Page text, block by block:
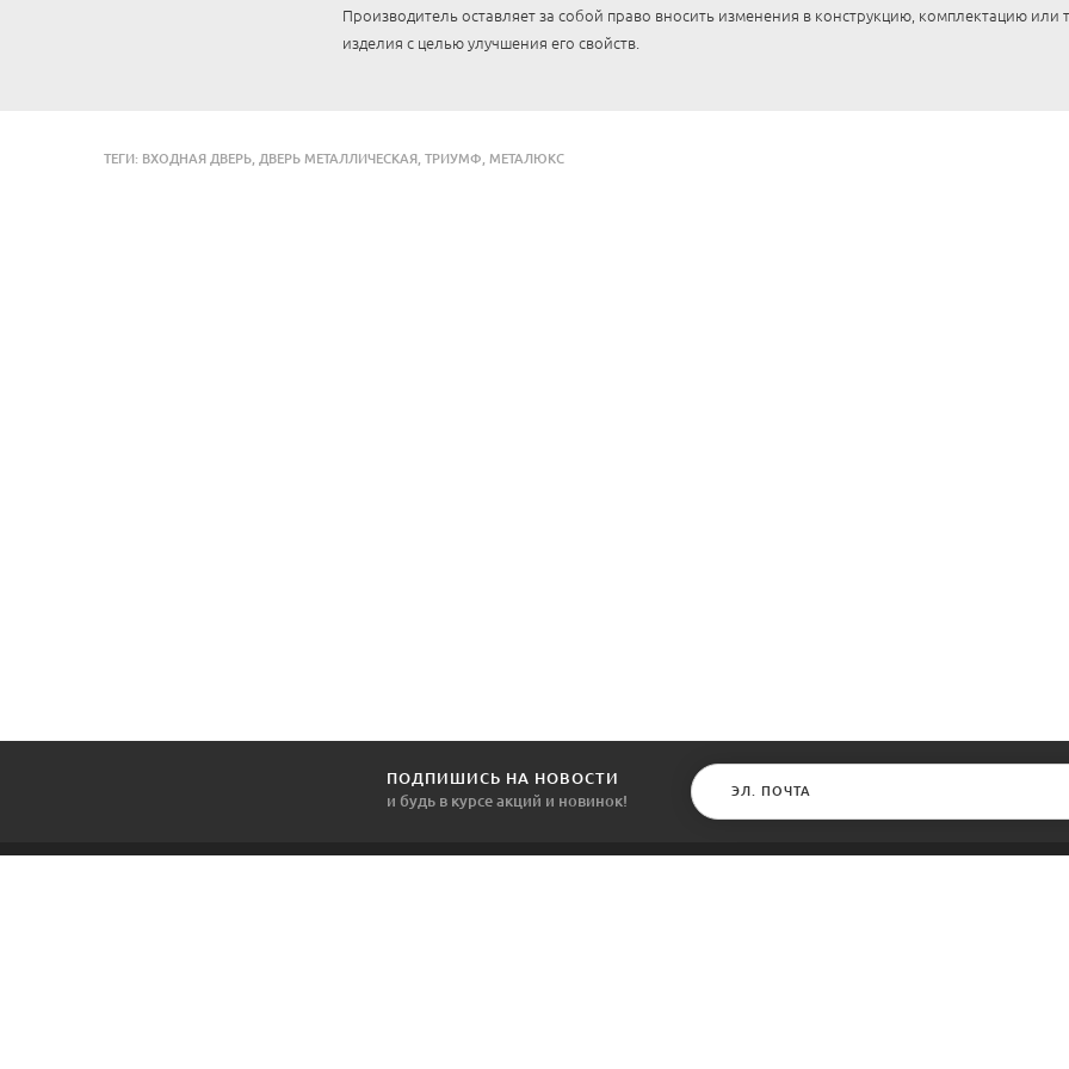
Производитель оставляет за собой право вносить изменения в конструкцию, комплектацию или
изделия с целью улучшения его свойств.
ТЕГИ: ВХОДНАЯ ДВЕРЬ ДВЕРЬ МЕТАЛЛИЧЕСКАЯ ТРИУМФ МЕТАЛЮКС
ПОДПИШИСЬ НА НОВОСТИ
и будь в курсе акций и новинок!